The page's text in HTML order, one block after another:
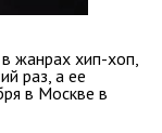
жанрах хип-хоп,
раз, а ее
в Москве в